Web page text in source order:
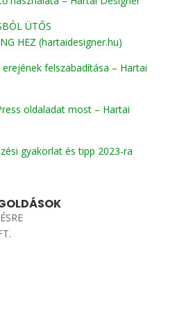
ÜTŐS
HEZ (hartaidesigner.hu)
felszabadítása – Hartai
oldaladat most – Hartai
gyakorlat és tipp 2023-ra